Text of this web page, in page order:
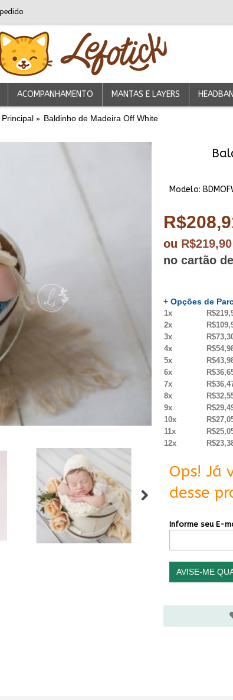
ACOMPANHAMENTO MANTAS E LAYERS
Principal Baldinho de Madeira Off White
Modelo:
ou R$219,90
no cartão
+ Opções de
1x
2x
3x
4x
5x
6x
7x
8x
9x
10x
11x
12x
Ops! Já
desse
Informe seu E-
AVISE-ME